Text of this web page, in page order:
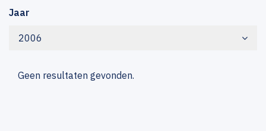
Jaar
2006
Geen resultaten gevonden.